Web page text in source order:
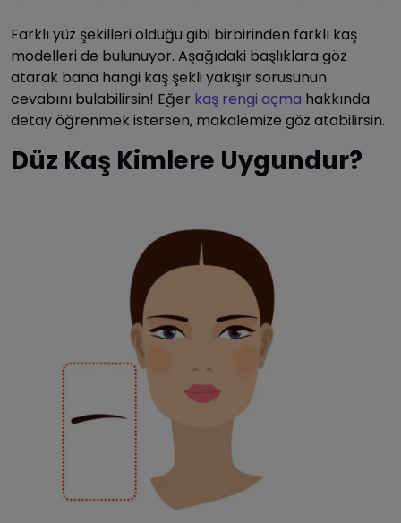
Farklı yüz şekilleri olduğu gibi birbirinden farklı kaş
modelleri de bulunuyor. Aşağıdaki başlıklara göz
atarak bana hangi kaş şekli yakışır sorusunun
cevabını bulabilirsin! Eğer kaş rengi açma hakkında
detay öğrenmek istersen, makalemize göz atabilirsin.
Düz Kaş Kimlere Uygundur?